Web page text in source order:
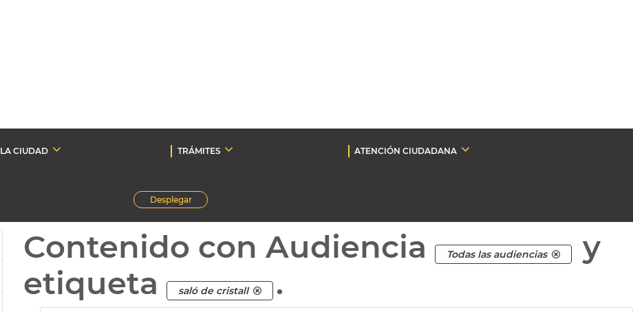
LA CIUDAD TRÁMITES
ATENCIÓN CIUDADANA
Desplegar
Contenido con Audiencia Todas las audiencias
y
etiqueta
saló de cristall .